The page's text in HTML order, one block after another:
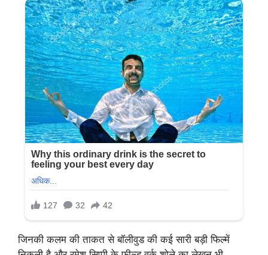
जिनकी कलम की ताकत से बॉलीवुड की कई सारी बड़ी फिल्में